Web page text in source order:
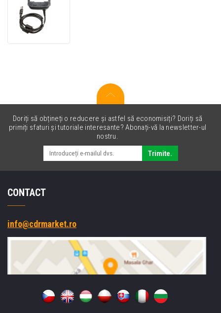
on
Doriți să obțineți o reducere și astfel să economisiți? Doriți să
primiți sfaturi și tutoriale interesante? Abonați-vă la newsletter-ul
nostru.
Trimite.
CONTACT
info@cdrmarket.ro